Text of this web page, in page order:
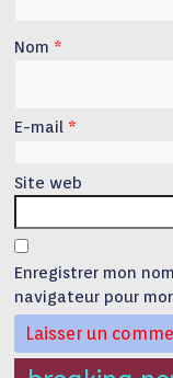
Nom *
E-mail *
Site web
Enregistrer mon
navigateur pour